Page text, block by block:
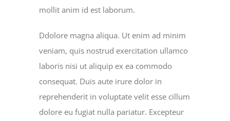
mollit anim id est laborum.
Ddolore magna aliqua. Ut enim ad minim
veniam, quis nostrud exercitation ullamco
laboris nisi ut aliquip ex ea commodo
consequat. Duis aute irure dolor in
reprehenderit in voluptate velit esse cillum
dolore eu fugiat nulla pariatur. Excepteur